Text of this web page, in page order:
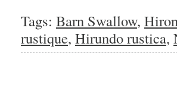
Tags: Barn Swallow,
rustique, Hirundo rustica,